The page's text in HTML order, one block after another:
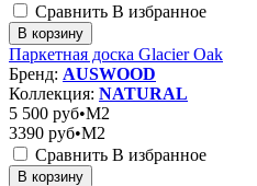
Сравнить В избранное
В корзину
Паркетная доска Glacier Oak
Бренд: AUSWOOD
Коллекция: NATURAL
5 500 руб•M2
3390 руб•M2
Сравнить В избранное
В корзину